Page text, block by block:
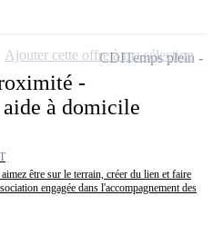
-
à domicile
être sur le terrain, créer du lien et faire
engagée dans l'accompagnement des
CDITemps plein
Ajouter cette offre à ma sélection